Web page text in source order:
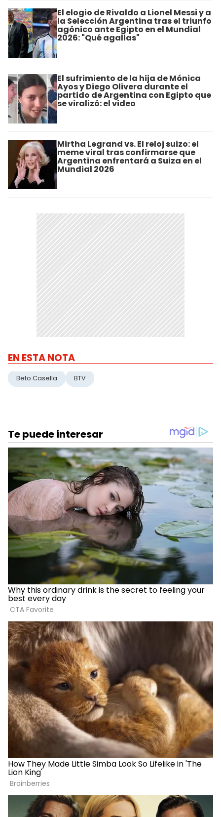
El elogio de Rivaldo a Lionel Messi y a
la Selección Argentina tras el triunfo
agónico ante Egipto en el Mundial
2026: "Qué agallas"
El sufrimiento de la hija de Mónica
Ayos y Diego Olivera durante el
partido de Argentina con Egipto que
se viralizó: el video
Mirtha Legrand vs. El reloj suizo: el
meme viral tras confirmarse que
Argentina enfrentará a Suiza en el
Mundial 2026
EN ESTA NOTA
Beto Casella BTV